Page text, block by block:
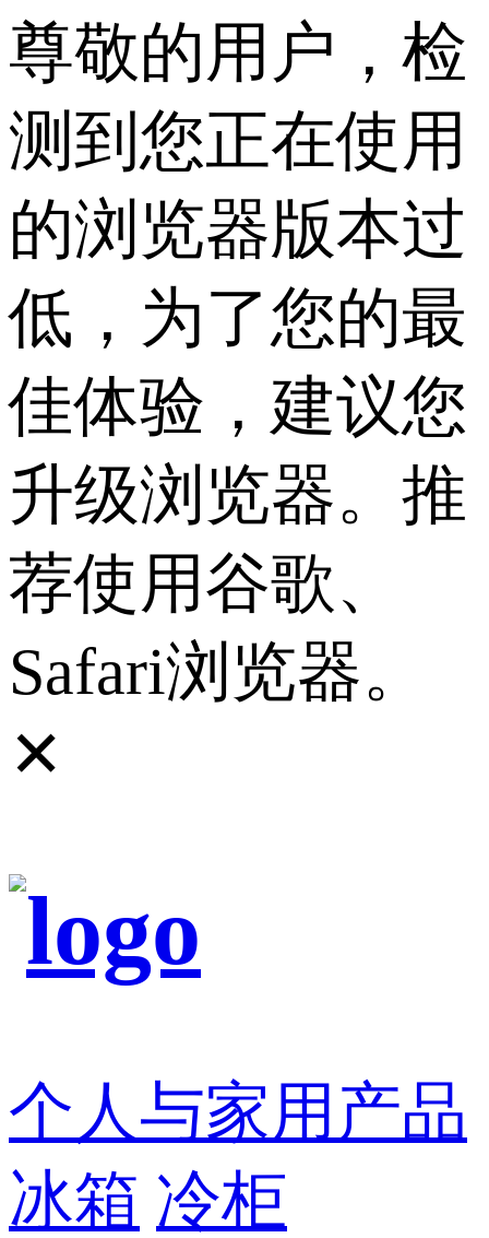
尊敬的用户，检
测到您正在使用
的浏览器版本过
低，为了您的最
佳体验，建议您
升级浏览器。推
荐使用谷歌、
Safari浏览器。
✕
个人与家用产品
冰箱 冷柜